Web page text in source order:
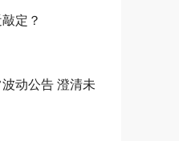
定？
动公告 澄清未